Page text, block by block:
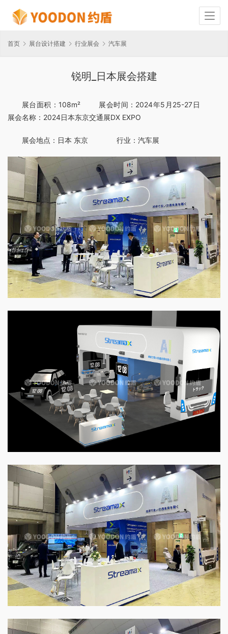
首页 展台设计搭建 行业展会 汽车展
锐明_日本展会搭建
展台面积：108m²        展会时间：2024年5月25-27日
展会名称：2024日本东京交通展DX EXPO
展会地点：日本 东京              行业：汽车展